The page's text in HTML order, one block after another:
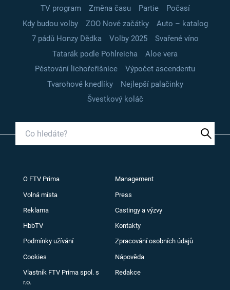
TV program
Změna času Partie
Počasí
Kdy budou volby
ZOO Nové začátky
Auto – katalog
7 pádů Honzy Dědka
Volby 2025
Svařené víno
Tatarák podle Pohlreicha
Aloe vera
Pěstování lichořeřišnice
Výpočet ascendentu
Tvarohové knedlíky
Nejlepší palačinky
Švestkový koláč
O FTV Prima Management
Volná místa Press
Reklama Castingy a výzvy
HbbTV Kontakty
Podmínky užívání Zpracování osobních údajů
Cookies Nápověda
Vlastník FTV Prima spol. s
r.o.
Redakce